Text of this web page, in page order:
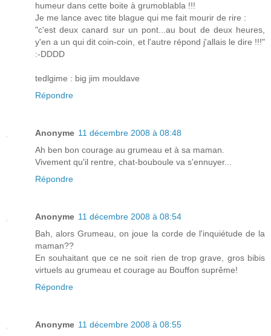
humeur dans cette boite à grumoblabla !!!
Je me lance avec tite blague qui me fait mourir de rire :
"c'est deux canard sur un pont...au bout de deux heures,
y'en a un qui dit coin-coin, et l'autre répond j'allais le dire !!!"
:-DDDD
tedlgime : big jim mouldave
Répondre
Anonyme 11 décembre 2008 à 08:48
Ah ben bon courage au grumeau et à sa maman.
Vivement qu'il rentre, chat-bouboule va s'ennuyer...
Répondre
Anonyme 11 décembre 2008 à 08:54
Bah, alors Grumeau, on joue la corde de l'inquiétude de la
maman??
En souhaitant que ce ne soit rien de trop grave, gros bibis
virtuels au grumeau et courage au Bouffon suprême!
Répondre
Anonyme 11 décembre 2008 à 08:55